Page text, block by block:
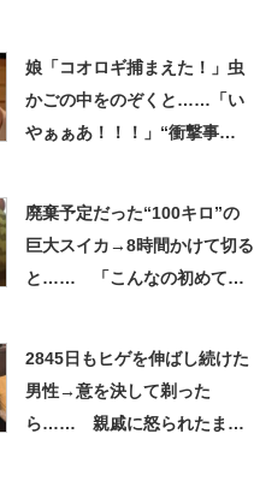
娘「コオロギ捕まえた！」虫
かごの中をのぞくと……「い
やぁぁあ！！！」“衝撃事
廃棄予定だった“100キロ”の
巨大スイカ→8時間かけて切る
と…… 「こんなの初めて見
2845日もヒゲを伸ばし続けた
男性→意を決して剃った
ら…… 親戚に怒られたまさ